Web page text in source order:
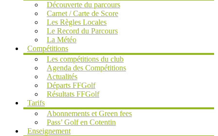
Découverte du parcours
Carnet / Carte de Score
Les Règles Locales
Le Record du Parcours
La Météo
Compétitions
Les compétitions du club
Agenda des Compétitions
Actualités
Départs FFGolf
Résultats FFGolf
Tarifs
Abonnements et Green fees
Pass’ Golf en Cotentin
Enseignement